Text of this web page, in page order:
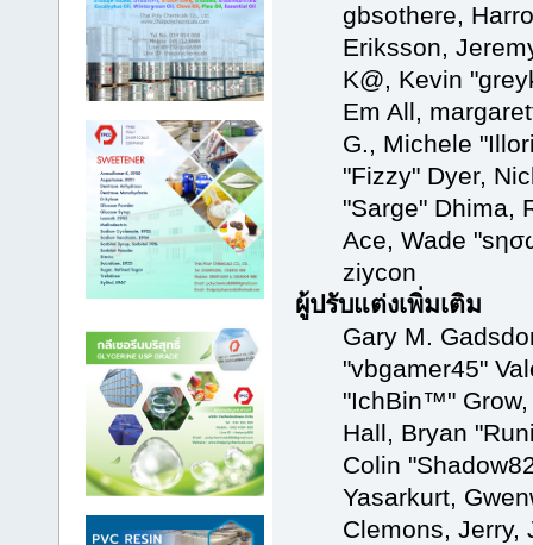
gbsothere,
Eriksson,
K@, Kevin
Em All,
G., Michele
"Fizzy" Dyer,
"Sarge" Dhima,
Ace, Wade
ziycon
ผู้ปรับแต่งเพิ่มเติม
Gary M.
"vbgamer45"
"IchBin™"
Hall, Bryan
Colin
Yasarkurt,
Clemons,